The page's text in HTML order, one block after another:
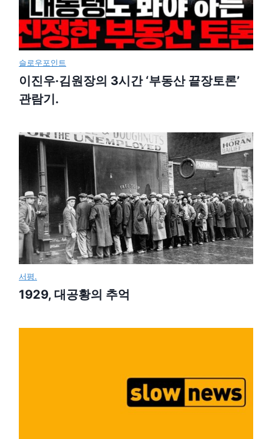
슬로우포인트
이진우·김원장의 3시간 ‘부동산 끝장토론’
관람기.
서평.
1929, 대공황의 추억